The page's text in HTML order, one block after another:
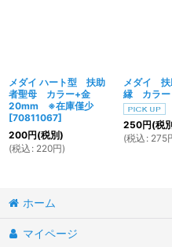
メダイ ハート型 扶助
者聖母 カラー+金
20mm ※在庫僅少
[70811067]
200円(税別)
(税込 : 220円)
メダイ
縁 カラー
250円(税
(税込 : 275
ホーム
マイページ